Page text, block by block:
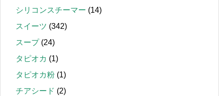
シリコンスチーマー (14)
スイーツ (342)
スープ(24)
タピオカ (1)
タピオカ粉 (1)
チアシード (2)